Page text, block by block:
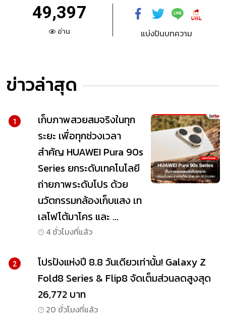
49,397
อ่าน แบ่งปันบทความ
ข่าวล่าสุด
1
เก็บภาพสวยสมจริงในทุก
ระยะ เพื่อทุกช่วงเวลา
สำคัญ HUAWEI Pura 90s
Series ยกระดับเทคโนโลยี
ถ่ายภาพระดับโปร ด้วย
นวัตกรรมกล้องเก็บแสง เท
เลโฟโต้มาโคร และ ...
4 ชั่วโมงที่แล้ว
2
โปรปังแห่งปี 8.8 วันเดียวเท่านั้น! Galaxy Z
Fold8 Series & Flip8 จัดเต็มส่วนลดสูงสุด
26,772 บาท
20 ชั่วโมงที่แล้ว